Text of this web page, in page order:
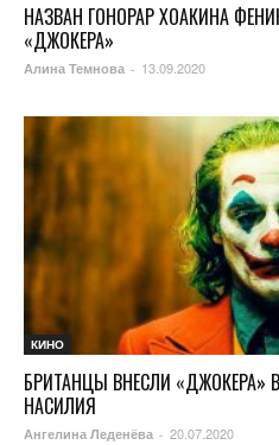
НАЗВАН ГОНОРАР ХОАКИНА
«ДЖОКЕРА»
Алина Темнова - 13.09.2020
КИНО
БРИТАНЦЫ ВНЕСЛИ «ДЖОКЕРА»
НАСИЛИЯ
Ангелина Леденёва - 20.07.2020